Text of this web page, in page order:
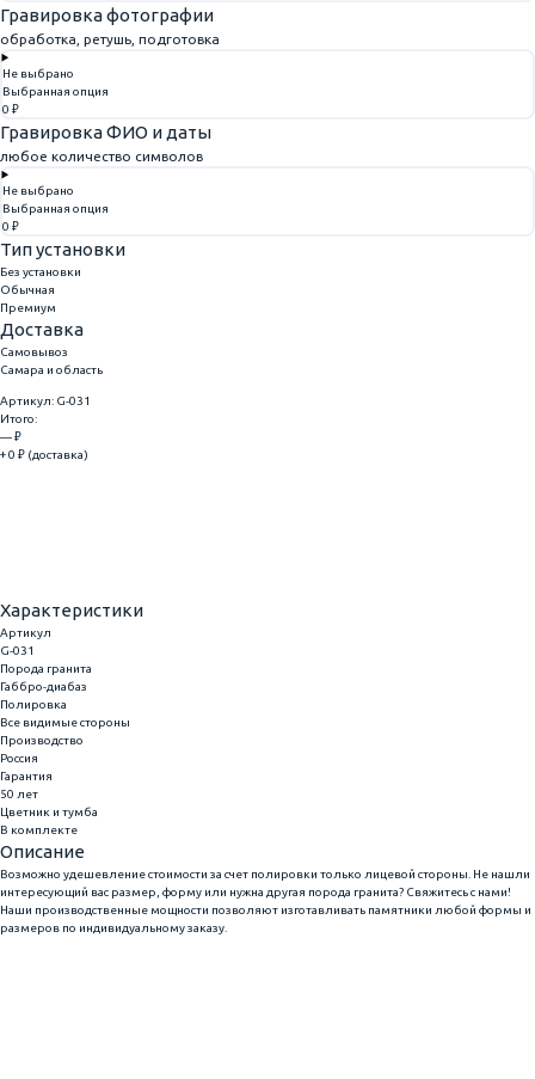
Гравировка фотографии
обработка, ретушь, подготовка
Не выбрано
Выбранная опция
0 ₽
Гравировка ФИО и даты
любое количество символов
Не выбрано
Выбранная опция
0 ₽
Тип установки
Без установки
Обычная
Премиум
Доставка
Самовывоз
Самара и область
Артикул: G-031
Итого:
— ₽
+ 0 ₽ (доставка)
Характеристики
Артикул
G-031
Порода гранита
Габбро-диабаз
Полировка
Все видимые стороны
Производство
Россия
Гарантия
50 лет
Цветник и тумба
В комплекте
Описание
Возможно удешевление стоимости за счет полировки только лицевой стороны. Не нашли
интересующий вас размер, форму или нужна другая порода гранита? Свяжитесь с нами!
Наши производственные мощности позволяют изготавливать памятники любой формы и
размеров по индивидуальному заказу.